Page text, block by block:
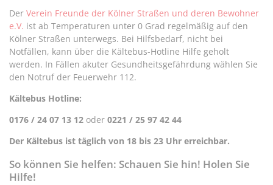
Der Verein Freunde der Kölner Straßen und deren Bewohner
e.V. ist ab Temperaturen unter 0 Grad regelmäßig auf den
Kölner Straßen unterwegs. Bei Hilfsbedarf, nicht bei
Notfällen, kann über die Kältebus-Hotline Hilfe geholt
werden. In Fällen akuter Gesundheitsgefährdung wählen Sie
den Notruf der Feuerwehr 112.
Kältebus Hotline:
0176 / 24 07 13 12 oder 0221 / 25 97 42 44
Der Kältebus ist täglich von 18 bis 23 Uhr erreichbar.
So können Sie helfen: Schauen Sie hin! Holen Sie
Hilfe!